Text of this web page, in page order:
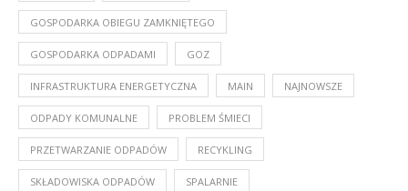
GOSPODARKA OBIEGU ZAMKNIĘTEGO
GOSPODARKA ODPADAMI GOZ
INFRASTRUKTURA ENERGETYCZNA MAIN NAJNOWSZE
ODPADY KOMUNALNE PROBLEM ŚMIECI
PRZETWARZANIE ODPADÓW RECYKLING
SKŁADOWISKA ODPADÓW SPALARNIE